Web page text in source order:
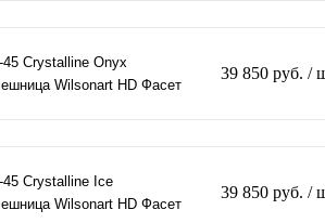
45 Crystalline Onyx
Wilsonart HD Фасет
39 850 руб. /
45 Crystalline Ice
Wilsonart HD Фасет
39 850 руб. /